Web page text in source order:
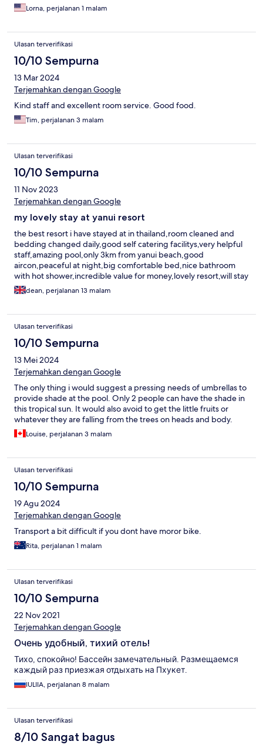
Lorna, perjalanan 1 malam
Ulasan terverifikasi
10/10 Sempurna
13 Mar 2024
Terjemahkan dengan Google
Kind staff and excellent room service. Good food.
Tim, perjalanan 3 malam
Ulasan terverifikasi
10/10 Sempurna
11 Nov 2023
Terjemahkan dengan Google
my lovely stay at yanui resort
the best resort i have stayed at in thailand,room cleaned and
bedding changed daily,good self catering facilitys,very helpful
staff,amazing pool,only 3km from yanui beach,good
aircon,peaceful at night,big comfortable bed,nice bathroom
with hot shower,incredible value for money,lovely resort,will stay
here again,many thanks yanui resort!
dean, perjalanan 13 malam
Ulasan terverifikasi
10/10 Sempurna
13 Mei 2024
Terjemahkan dengan Google
The only thing i would suggest a pressing needs of umbrellas to
provide shade at the pool. Only 2 people can have the shade in
this tropical sun. It would also avoid to get the little fruits or
whatever they are falling from the trees on heads and body.
Louise, perjalanan 3 malam
Ulasan terverifikasi
10/10 Sempurna
19 Agu 2024
Terjemahkan dengan Google
Transport a bit difficult if you dont have moror bike.
Rita, perjalanan 1 malam
Ulasan terverifikasi
10/10 Sempurna
22 Nov 2021
Terjemahkan dengan Google
Очень удобный, тихий отель!
Тихо, спокойно! Бассейн замечательный. Размещаемся
каждый раз приезжая отдыхать на Пхукет.
IULIIA, perjalanan 8 malam
Ulasan terverifikasi
8/10 Sangat bagus